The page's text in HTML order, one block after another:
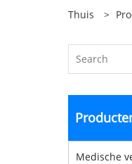
Thuis >
Medische